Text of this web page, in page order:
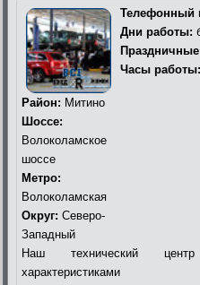
Телефонный
Дни работы:
Часы работы:
Район: Митино
Шоссе:
Волоколамское
шоссе
Метро:
Волоколамская
Округ: Северо-
Западный
Наш технический
характеристиками